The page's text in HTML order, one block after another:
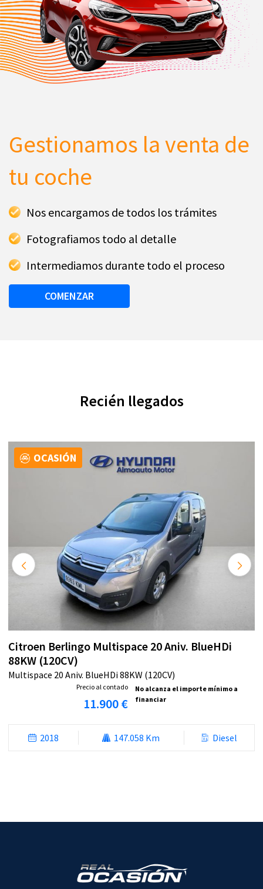
Gestionamos la venta de
tu coche
Nos encargamos de todos los trámites
Fotografiamos todo al detalle
Intermediamos durante todo el proceso
COMENZAR
Recién llegados
OCASIÓN
Citroen Berlingo Multispace 20 Aniv. BlueHDi
88KW (120CV)
Multispace 20 Aniv. BlueHDi 88KW (120CV)
Precio al contado
11.900 €
No alcanza el importe mínimo a
financiar
2018 147.058 Km Diesel